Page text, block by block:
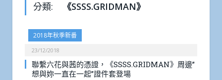
分類: 《SSSS.GRIDMAN》
2018年秋季新番
23/12/2018
聯繫六花與茜的憑證，《SSSS.GRIDMAN》周邊”
想與妳一直在一起”證件套登場